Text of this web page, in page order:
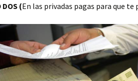
DOS (En las privadas pagas para que te